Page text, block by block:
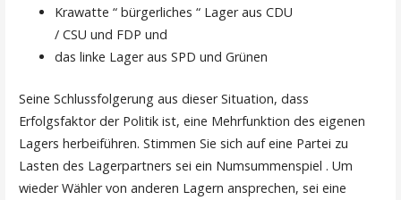
Krawatte “ bürgerliches “ Lager aus CDU
/ CSU und FDP und
das linke Lager aus SPD und Grünen
Seine Schlussfolgerung aus dieser Situation, dass
Erfolgsfaktor der Politik ist, eine Mehrfunktion des eigenen
Lagers herbeiführen. Stimmen Sie sich auf eine Partei zu
Lasten des Lagerpartners sei ein Numsummenspiel . Um
wieder Wähler von anderen Lagern ansprechen, sei eine